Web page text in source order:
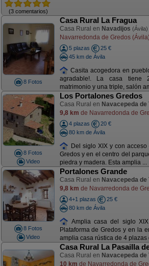
(3 comentarios)
8 Fotos
Casa Rural La Fragua
Casa Rural en Navadijos (Ávila)
Navarredonda de Gredos (Ávila)
5 plazas
25 €
45 km de Ávila
Casita acogedora en
agradable!. La casa tiene
matrimonio y una triple, salón
8 Fotos
Video
Los Portalones Gredos
Casa Rural en Navacepeda de
9,8 km de Navarredonda de
4 plazas
20 €
80 km de Ávila
Del siglo XIX y con
Gredos y en el centro del
piedra y madera. Esta amplia ...
8 Fotos
Video
Portalones Grande
Casa Rural en Navacepeda de
9,8 km de Navarredonda de
4+1 plazas
25 €
80 km de Ávila
Amplia casa del siglo
Plataforma de Gredos y en la
amplia casa rústica de 4 plazas
Casa Rural La Pasailla
Casa Rural en Navacepeda de
10 km de Navarredonda de